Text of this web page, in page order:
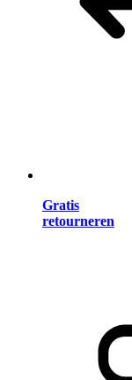
Gratis
retourneren